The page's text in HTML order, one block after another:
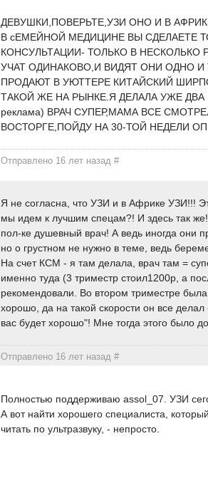
ДЕВУШКИ,ПОВЕРЬТЕ,УЗИ ОНО И В
В сЕМЕЙНОЙ МЕДИЦИНЕ ВЫ СДЕЛАЕТЕ
КОНСУЛЬТАЦИИ- ТОЛЬКО В НЕСКОЛЬКО
УЧАТ ОДИНАКОВО,И ВИДЯТ ОНИ ОДНО
ПРОДАЮТ В УЮТТЕРЕ КИТАЙСКИЙ
ТАКОЙ ЖЕ НА РЫНКЕ.Я ДЕЛАЛА УЖЕ ДВА
реклама) ВРАЧ СУПЕР,МАМА ВСЕ
ВОСТОРГЕ,ПОЙДУ НА 30-ТОЙ НЕДЕЛИ
Отправлено 16 лет назад#
Я не согласна, что УЗИ и в Африке УЗИ!!!
мы идем к лучшим спецам?! И здесь так же!
пол-ке душевный врач! А ведь иногда они
но о грустном не нужно в теме, ведь
На счет КСМ - я там делала, врач там =
именно туда (3 триместр стоил1200р, а
рекомендовали. Во втором триместре
хорошо, да на такой скорости он все делал
вас будет хорошо"! Мне тогда этого было
Отправлено 16 лет назад#
Полностью поддерживаю assol_07. УЗИ
А вот найти хорошего специалиста,
читать по ультразвуку, - непросто.